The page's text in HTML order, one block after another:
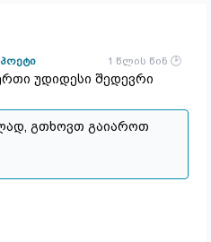
პოეტი 1 წლის წინ
უდიდესი შედევრი